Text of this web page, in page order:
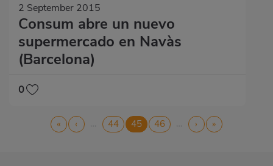
2 September 2015
Consum abre un nuevo
supermercado en Navàs
(Barcelona)
0
Pagination
First
page
«
Previous
page
‹ … Page
44
Current
page
45 Page
46 …
Next
page
›
Last
page
»